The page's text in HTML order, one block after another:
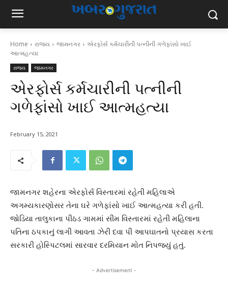
Home રાજ્ય જામનગર
એરફોર્સ કર્મચારીની પત્નીની ગળેફાંસો ખાઈ
આત્મહત્યા
રાજ્ય જામનગર
એરફોર્સ કર્મચારીની પત્નીની
ગળેફાંસો ખાઈ આત્મહત્યા
February 15, 2021
જામનગર શહેરના એરફોર્સ વિસ્તારમાં રહેતી મહિલાએ
અગમ્યકારણોસર તેના ઘરે ગળેફાંસો ખાઈ આત્મહત્યા કરી હતી.
જોડિયા તાલુકાના પીઠડ ગામમાં સીમ વિસ્તારમાં રહેતી મહિલાના
પતિના ઠપકાનું લાગી આવતા ઝેરી દવા પી આપઘાતનો પ્રયાસ કરતા
સરકારી હોસ્પિટલમાં સારવાર દરમિયાન મોત નિપજ્યું હતું.
- Advertisement -